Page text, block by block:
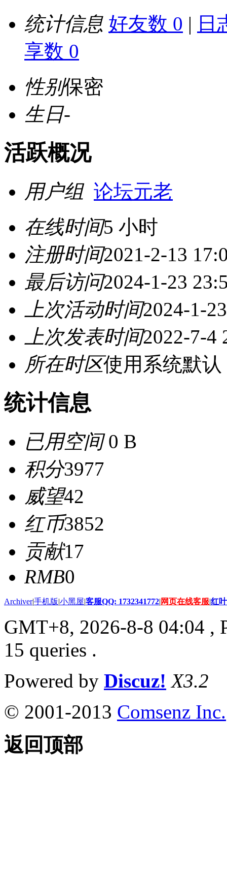
统计信息 好友数 0 | 日
享数 0
性别保密
生日-
活跃概况
用户组 论坛元老
在线时间5 小时
注册时间2021-2-13
最后访问2024-1-23
上次活动时间2024-1-
上次发表时间2022-7-4
所在时区使用系统默认
统计信息
已用空间0 B
积分3977
威望42
红币3852
贡献17
RMB0
Archiver|手机版|小黑屋|客服QQ: 1732341772| 网页在线客服|红
GMT+8, 2026-8-8 04:04 ,
15 queries .
Powered by Discuz! X3.2
© 2001-2013 Comsenz Inc.
返回顶部